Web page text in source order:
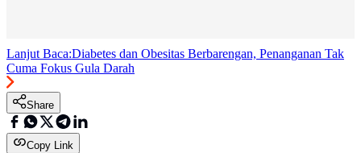
Lanjut Baca:Diabetes dan Obesitas Berbarengan, Penanganan Tak
Cuma Fokus Gula Darah
Share
Copy Link